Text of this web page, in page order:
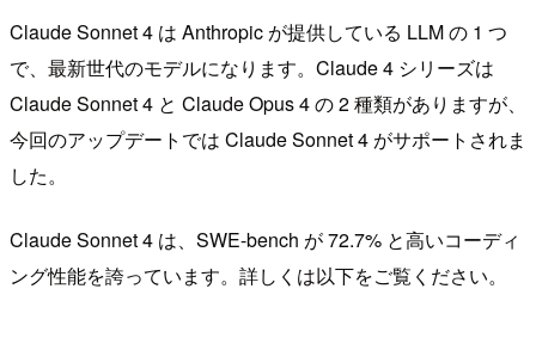
Claude Sonnet 4 は Anthropic が提供している LLM の 1 つ
で、最新世代のモデルになります。Claude 4 シリーズは
Claude Sonnet 4 と Claude Opus 4 の 2 種類がありますが、
今回のアップデートでは Claude Sonnet 4 がサポートされま
した。
Claude Sonnet 4 は、SWE-bench が 72.7% と高いコーディ
ング性能を誇っています。詳しくは以下をご覧ください。